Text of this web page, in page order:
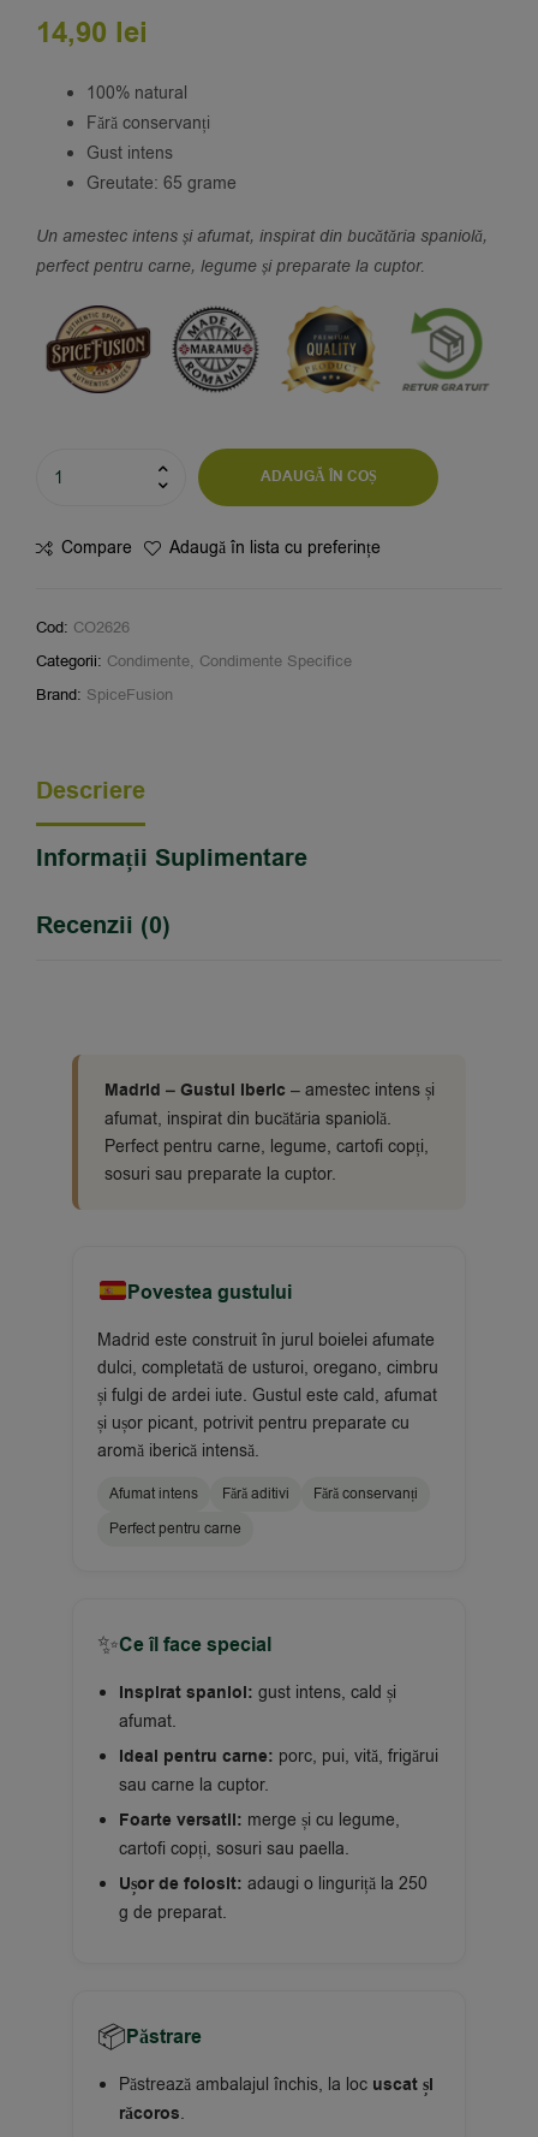
14,90 lei
100% natural
Fără conservanți
Gust intens
Greutate: 65 grame
Un amestec intens și afumat, inspirat din bucătăria spaniolă,
perfect pentru carne, legume și preparate la cuptor.
ADAUGĂ ÎN COȘ
Compare Adaugă în lista cu preferințe
Cod: CO2626
Categorii: Condimente, Condimente Specifice
Brand: SpiceFusion
Descriere
Informații Suplimentare
Recenzii (0)
Madrid – Gustul Iberic – amestec intens și
afumat, inspirat din bucătăria spaniolă.
Perfect pentru carne, legume, cartofi copți,
sosuri sau preparate la cuptor.
Povestea gustului
Madrid este construit în jurul boielei afumate
dulci, completată de usturoi, oregano, cimbru
și fulgi de ardei iute. Gustul este cald, afumat
și ușor picant, potrivit pentru preparate cu
aromă iberică intensă.
Afumat intens Fără aditivi
Fără conservanți
Perfect pentru carne
✨Ce îl face special
Inspirat spaniol: gust intens, cald și
afumat.
Ideal pentru carne: porc, pui, vită, frigărui
sau carne la cuptor.
Foarte versatil: merge și cu legume,
cartofi copți, sosuri sau paella.
Ușor de folosit: adaugi o linguriță la 250
g de preparat.
📦Păstrare
Păstrează ambalajul închis, la loc uscat și
răcoros.